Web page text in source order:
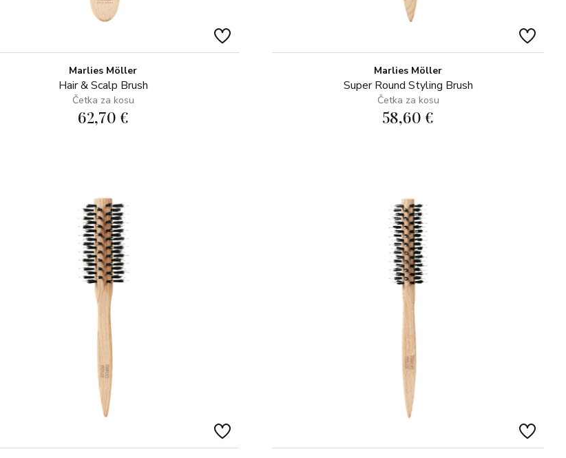
Marlies Möller
Hair & Scalp Brush
Četka za kosu
62,70 €
Marlies Möller
Super Round Styling Brush
Četka za kosu
58,60 €